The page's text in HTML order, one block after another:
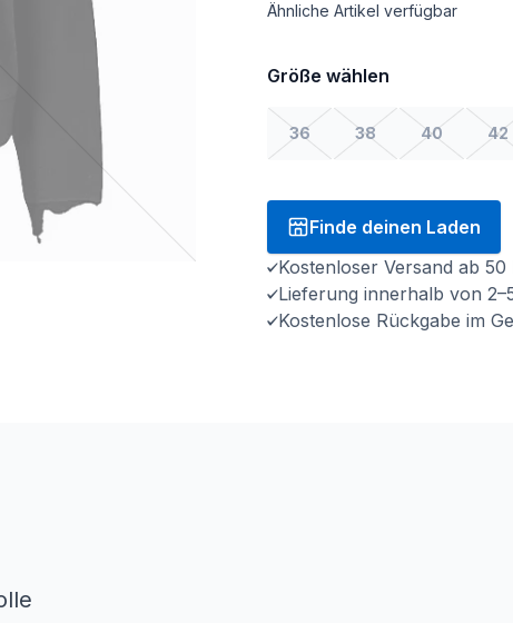
Ähnliche Artikel verfügbar
Größe wählen
36 38 40 42
Finde deinen Laden
Kostenloser Versand ab 50
Lieferung innerhalb von
Kostenlose Rückgabe im